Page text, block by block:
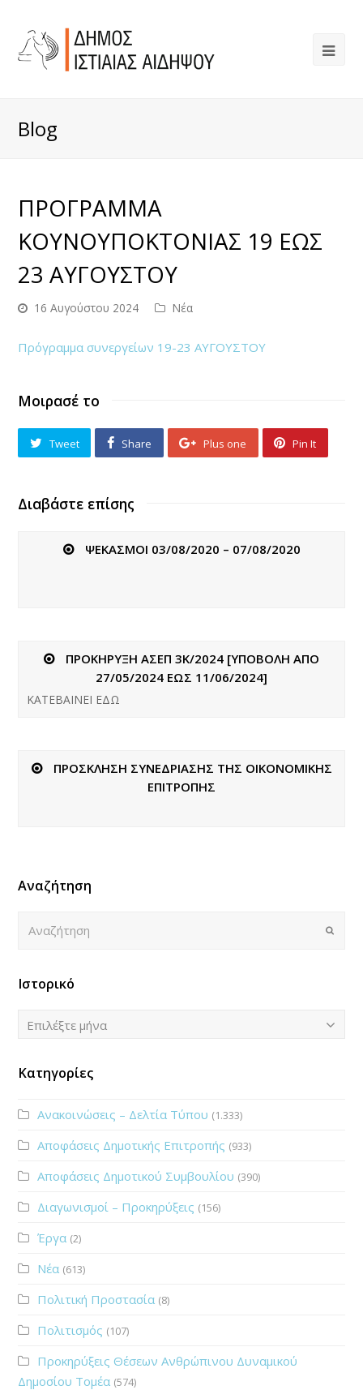
Blog
ΠΡΟΓΡΑΜΜΑ
ΚΟΥΝΟΥΠΟΚΤΟΝΙΑΣ 19 ΕΩΣ
23 ΑΥΓΟΥΣΤΟΥ
16 Αυγούστου 2024 Νέα
Πρόγραμμα συνεργείων 19-23 ΑΥΓΟΥΣΤΟΥ
Μοιρασέ το
Tweet Share Plus one Pin It
Διαβάστε επίσης
ΨΕΚΑΣΜΟΙ 03/08/2020 – 07/08/2020
ΠΡΟΚΗΡΥΞΗ ΑΣΕΠ 3Κ/2024 [ΥΠΟΒΟΛΗ ΑΠΟ
27/05/2024 ΕΩΣ 11/06/2024]
ΚΑΤΕΒΑΙΝΕΙ ΕΔΩ
ΠΡΟΣΚΛΗΣΗ ΣΥΝΕΔΡΙΑΣΗΣ ΤΗΣ ΟΙΚΟΝΟΜΙΚΗΣ
ΕΠΙΤΡΟΠΗΣ
Αναζήτηση
Submit
Ιστορικό
Ιστορικό
Επιλέξτε μήνα
Κατηγορίες
Ανακοινώσεις – Δελτία Τύπου (1.333)
Αποφάσεις Δημοτικής Επιτροπής (933)
Αποφάσεις Δημοτικού Συμβουλίου (390)
Διαγωνισμοί – Προκηρύξεις (156)
Έργα (2)
Νέα (613)
Πολιτική Προστασία (8)
Πολιτισμός (107)
Προκηρύξεις Θέσεων Ανθρώπινου Δυναμικού
Δημοσίου Τομέα (574)